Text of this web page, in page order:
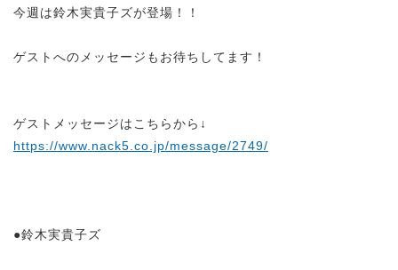
今週は鈴木実貴子ズが登場！！
ゲストへのメッセージもお待ちしてます！
ゲストメッセージはこちらから↓
https://www.nack5.co.jp/message/2749/
●鈴木実貴子ズ